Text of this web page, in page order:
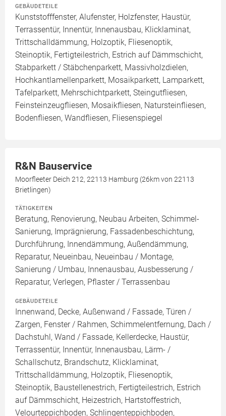
GEBÄUDETEILE
Kunststofffenster, Alufenster, Holzfenster, Haustür,
Terrassentür, Innentür, Innenausbau, Klicklaminat,
Trittschalldämmung, Holzoptik, Fliesenoptik,
Steinoptik, Fertigteilestrich, Estrich auf Dämmschicht,
Stabparkett / Stäbchenparkett, Massivholzdielen,
Hochkantlamellenparkett, Mosaikparkett, Lamparkett,
Tafelparkett, Mehrschichtparkett, Steingutfliesen,
Feinsteinzeugfliesen, Mosaikfliesen, Natursteinfliesen,
Bodenfliesen, Wandfliesen, Fliesenspiegel
R&N Bauservice
Moorfleeter Deich 212, 22113 Hamburg (26km von 22113
Brietlingen)
TÄTIGKEITEN
Beratung, Renovierung, Neubau Arbeiten, Schimmel-
Sanierung, Imprägnierung, Fassadenbeschichtung,
Durchführung, Innendämmung, Außendämmung,
Reparatur, Neueinbau, Neueinbau / Montage,
Sanierung / Umbau, Innenausbau, Ausbesserung /
Reparatur, Verlegen, Pflaster / Terrassenbau
GEBÄUDETEILE
Innenwand, Decke, Außenwand / Fassade, Türen /
Zargen, Fenster / Rahmen, Schimmelentfernung, Dach /
Dachstuhl, Wand / Fassade, Kellerdecke, Haustür,
Terrassentür, Innentür, Innenausbau, Lärm- /
Schallschutz, Brandschutz, Klicklaminat,
Trittschalldämmung, Holzoptik, Fliesenoptik,
Steinoptik, Baustellenestrich, Fertigteilestrich, Estrich
auf Dämmschicht, Heizestrich, Hartstoffestrich,
Velourteppichboden, Schlingenteppichboden,